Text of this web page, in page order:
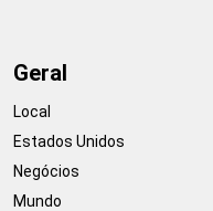
Geral
Local
Estados Unidos
Negócios
Mundo